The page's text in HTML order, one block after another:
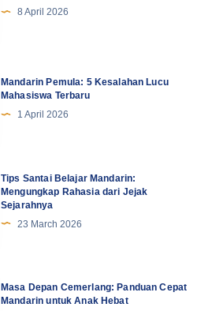
8 April 2026
Mandarin Pemula: 5 Kesalahan Lucu
Mahasiswa Terbaru
1 April 2026
Tips Santai Belajar Mandarin:
Mengungkap Rahasia dari Jejak
Sejarahnya
23 March 2026
Masa Depan Cemerlang: Panduan Cepat
Mandarin untuk Anak Hebat